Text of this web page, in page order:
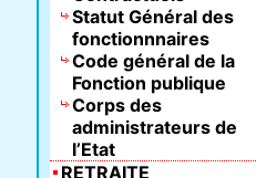
Statut Général des
fonctionnnaires
Code général de la
Fonction publique
Corps des
administrateurs de
l’Etat
RETRAITE